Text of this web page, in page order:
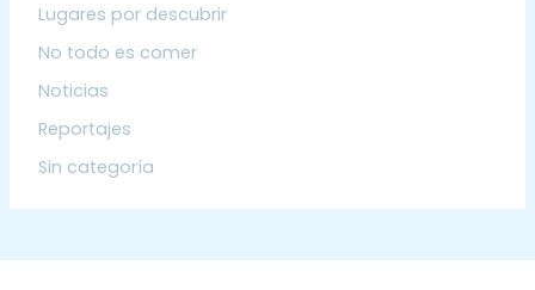
Lugares por descubrir
No todo es comer
Noticias
Reportajes
Sin categoría